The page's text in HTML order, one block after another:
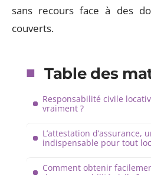
sans recours face à des
couverts.
Table des
Responsabilité civile
vraiment ?
L’attestation d’assurance,
indispensable pour tout
Comment obtenir